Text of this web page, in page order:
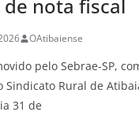
nota fiscal
OAtibaiense
pelo Sebrae-SP,
Sindicato Rural de
31 de